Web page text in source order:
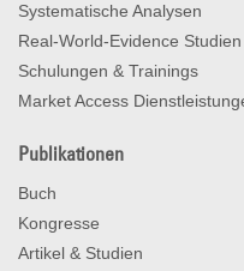
Systematische Analysen
Real-World-Evidence Studien
Schulungen & Trainings
Market Access
Publikationen
Buch
Kongresse
Artikel & Studien